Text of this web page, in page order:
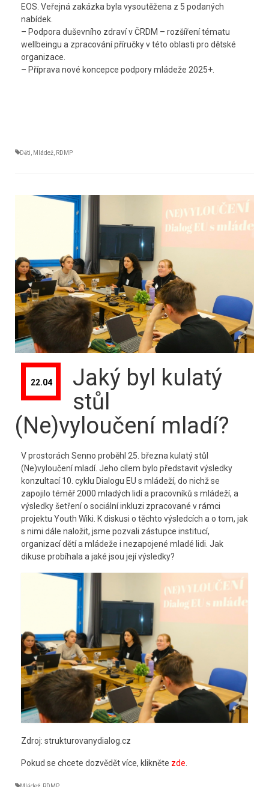
EOS. Veřejná zakázka byla vysoutěžena z 5 podaných
nabídek.
– Podpora duševního zdraví v ČRDM – rozšíření tématu
wellbeingu a zpracování příručky v této oblasti pro dětské
organizace.
– Příprava nové koncepce podpory mládeže 2025+.
Děti, Mládež, RDMP
22.04
Jaký byl kulatý
stůl
(Ne)vyloučení mladí?
V prostorách Senno proběhl 25. března kulatý stůl
(Ne)vyloučení mladí. Jeho cílem bylo představit výsledky
konzultací 10. cyklu Dialogu EU s mládeží, do nichž se
zapojilo téměř 2000 mladých lidí a pracovníků s mládeží, a
výsledky šetření o sociální inkluzi zpracované v rámci
projektu Youth Wiki. K diskusi o těchto výsledcích a o tom, jak
s nimi dále naložit, jsme pozvali zástupce institucí,
organizací dětí a mládeže i nezapojené mladé lidi. Jak
dikuse probíhala a jaké jsou její výsledky?
Zdroj: strukturovanydialog.cz
Pokud se chcete dozvědět více, klikněte zde